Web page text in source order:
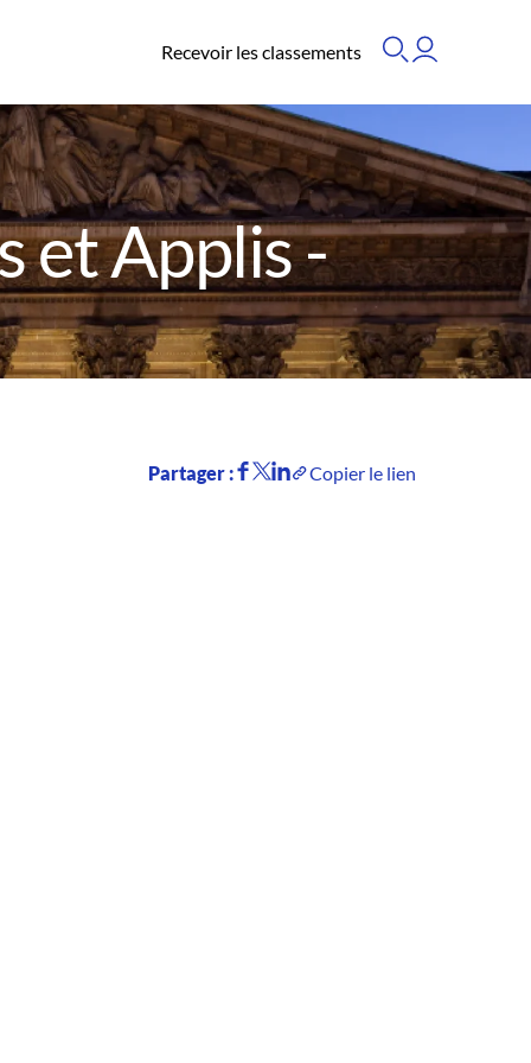
Recevoir les classements
et Applis -
Partager : Copier le lien